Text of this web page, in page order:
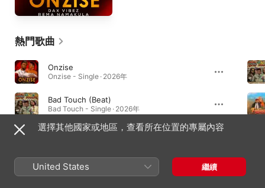
熱門歌曲
Onzise
Onzise - Single · 2026年
Bad Touch (Beat)
Bad Touch - Single · 2026年
Aeiou
選擇其他國家或地區，查看所在位置的專屬內容
United States 繼續